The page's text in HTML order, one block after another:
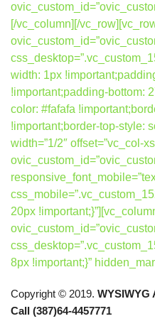
[/vc_column][/
width: 1px
!important;padding-bottom:
color: #fafafa
!important;border-top-style:
width=”1/2″ offset=”vc_col-
20px
8px !important;}”
Copyright © 2019. WYSIWYG
Call (387)64-4457771